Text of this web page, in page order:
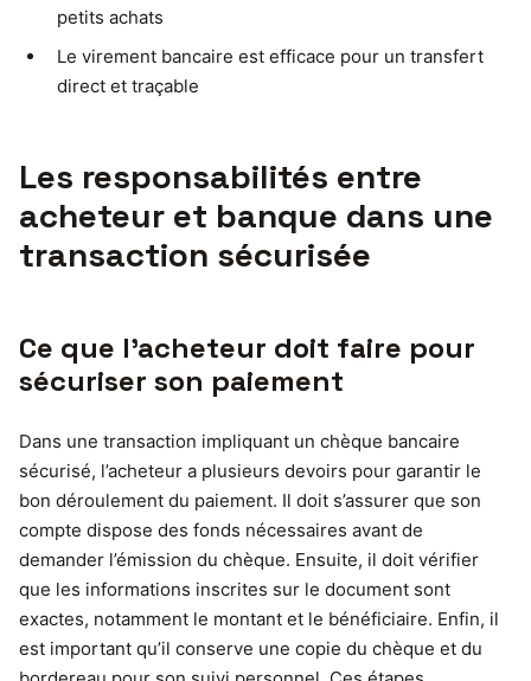
petits achats
Le virement bancaire est efficace pour un transfert
direct et traçable
Les responsabilités entre
acheteur et banque dans une
transaction sécurisée
Ce que l’acheteur doit faire pour
sécuriser son paiement
Dans une transaction impliquant un chèque bancaire
sécurisé, l’acheteur a plusieurs devoirs pour garantir le
bon déroulement du paiement. Il doit s’assurer que son
compte dispose des fonds nécessaires avant de
demander l’émission du chèque. Ensuite, il doit vérifier
que les informations inscrites sur le document sont
exactes, notamment le montant et le bénéficiaire. Enfin, il
est important qu’il conserve une copie du chèque et du